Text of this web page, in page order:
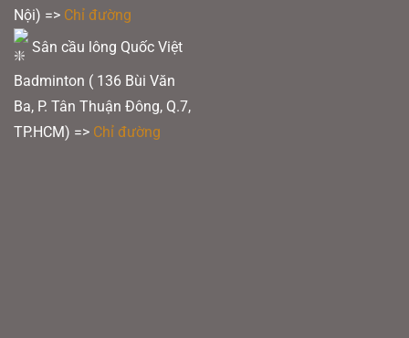
Nội) => Chỉ đường
Sân cầu lông Quốc Việt
Badminton ( 136 Bùi Văn
Ba, P. Tân Thuận Đông, Q.7,
TP.HCM) => Chỉ đường